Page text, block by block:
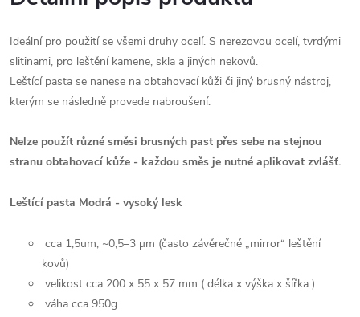
Ideální pro použití se všemi druhy ocelí. S nerezovou ocelí, tvrdými
slitinami, pro leštění kamene, skla a jiných nekovů.
Leštící pasta se nanese na obtahovací kůži či jiný brusný nástroj,
kterým se následně provede nabroušení.
Nelze použít různé směsi brusných past přes sebe na stejnou
stranu obtahovací kůže - každou směs je nutné aplikovat zvlášť.
Leštící pasta Modrá - vysoký lesk
cca 1,5um, ~0,5–3 µm (často závěrečné „mirror“ leštění
kovů)
velikost cca 200 x 55 x 57 mm ( délka x výška x šířka )
váha cca 950g